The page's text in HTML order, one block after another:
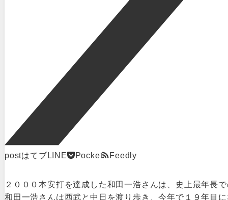
postはてブ LINE Pocket Feedly
２０００本安打を達成した和田一浩さんは、史上最年長
和田一浩さんは西武と中日を渡り歩き、今年で１９年目